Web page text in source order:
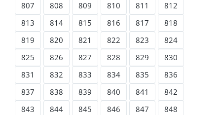
807
808 809 810 811
812
813
814 815 816 817
818
819
820 821 822 823
824
825
826 827 828 829
830
831
832 833 834 835
836
837
838 839 840 841
842
843
844 845 846 847
848